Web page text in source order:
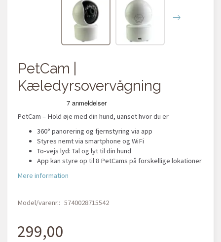
PetCam |
Kæledyrsovervågning
PetCam – Hold øje med din hund, uanset hvor du er
360° panorering og fjernstyring via app
Styres nemt via smartphone og WiFi
To-vejs lyd: Tal og lyt til din hund
App kan styre op til 8 PetCams på forskellige lokationer
Mere information
Model/varenr.: 5740028715542
299,00